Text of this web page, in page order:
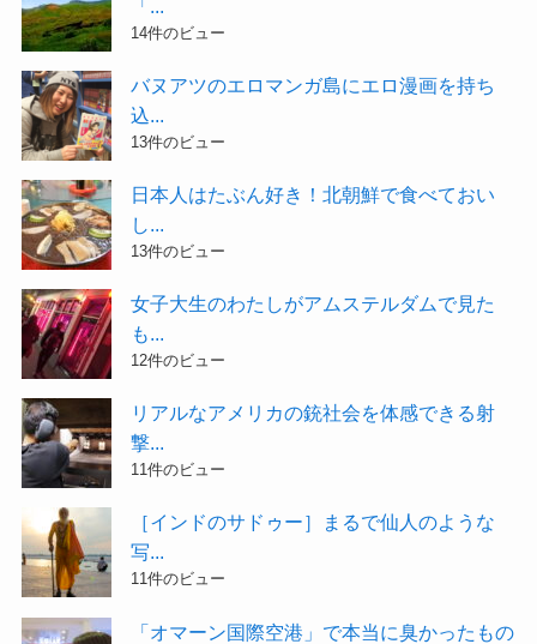
「...
14件のビュー
バヌアツのエロマンガ島にエロ漫画を持ち
込...
13件のビュー
日本人はたぶん好き！北朝鮮で食べておい
し...
13件のビュー
女子大生のわたしがアムステルダムで見た
も...
12件のビュー
リアルなアメリカの銃社会を体感できる射
撃...
11件のビュー
［インドのサドゥー］まるで仙人のような
写...
11件のビュー
「オマーン国際空港」で本当に臭かったもの